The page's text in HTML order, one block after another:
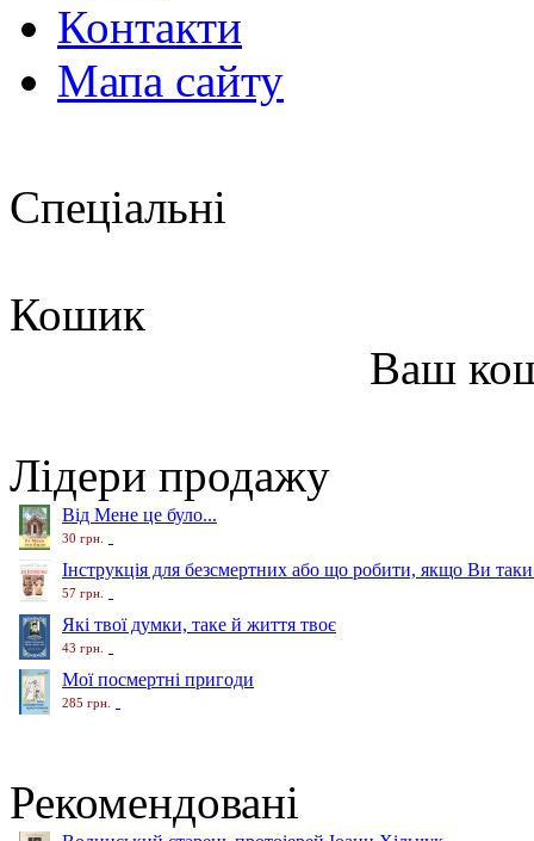
Контакти
Мапа сайту
Спеціальні
Кошик
Ваш
Лідери продажу
Від Мене це було...
30 грн.
Інструкція для безсмертних або що робити, якщо Ви
57 грн.
Які твої думки, таке й життя твоє
43 грн.
Мої посмертні пригоди
285 грн.
Рекомендовані